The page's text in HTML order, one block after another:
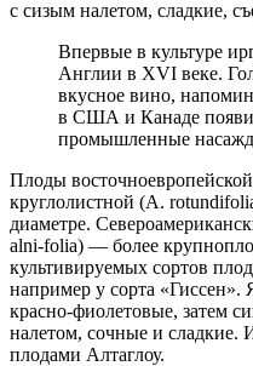
с сизым налетом, сладкие,
Впервые в культуре
Англии в XVI веке.
вкусное вино,
в США и Канаде
промышленные
Плоды
круглолистной (A.
диаметре.
alni-folia) — более
культивируемых сортов
например у сорта «Гиссен».
красно-фиолетовые, затем
налетом, сочные и сладкие.
плодами Алтаглоу.